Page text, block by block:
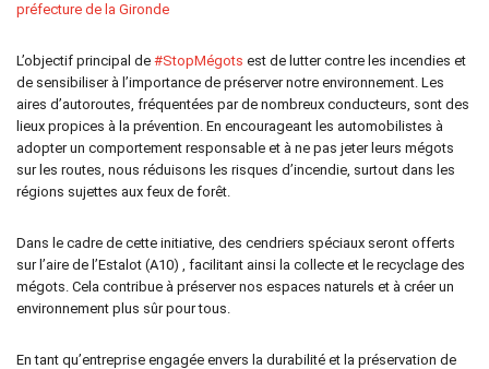
préfecture de la Gironde
L’objectif principal de #StopMégots est de lutter contre les incendies et
de sensibiliser à l’importance de préserver notre environnement. Les
aires d’autoroutes, fréquentées par de nombreux conducteurs, sont des
lieux propices à la prévention. En encourageant les automobilistes à
adopter un comportement responsable et à ne pas jeter leurs mégots
sur les routes, nous réduisons les risques d’incendie, surtout dans les
régions sujettes aux feux de forêt.
Dans le cadre de cette initiative, des cendriers spéciaux seront offerts
sur l’aire de l’Estalot (A10) , facilitant ainsi la collecte et le recyclage des
mégots. Cela contribue à préserver nos espaces naturels et à créer un
environnement plus sûr pour tous.
En tant qu’entreprise engagée envers la durabilité et la préservation de